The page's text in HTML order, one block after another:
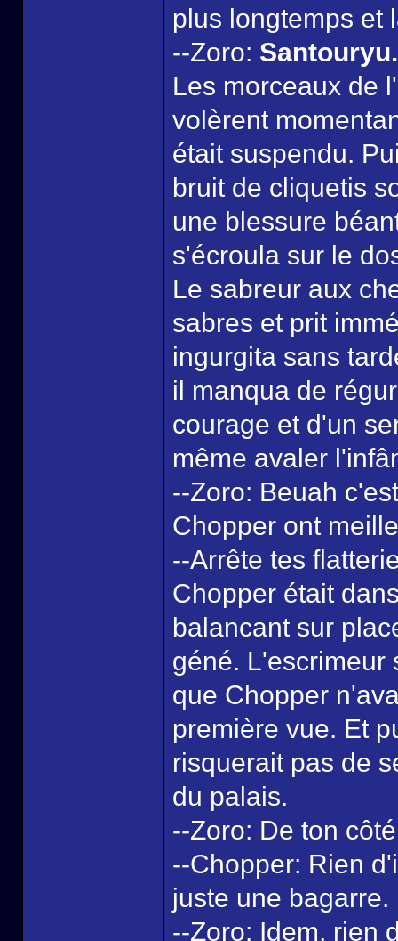
plus longtemps et
--Zoro:
Les morceaux de
volèrent
était suspendu.
bruit de cliquetis
une blessure
s'écroula sur le
Le sabreur aux
sabres et prit
ingurgita sans
il manqua de
courage et d'un
même avaler
--Zoro: Beuah
Chopper ont
--Arrête tes
Chopper était
balancant sur
géné. L'escrimeur
que Chopper
première vue. Et
risquerait pas de
du palais.
--Zoro: De ton
--Chopper: Rien
juste une bagarre.
--Zoro: Idem, rien